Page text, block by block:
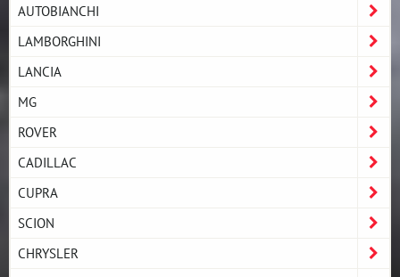
AUTOBIANCHI
LAMBORGHINI
LANCIA
MG
ROVER
CADILLAC
CUPRA
SCION
CHRYSLER